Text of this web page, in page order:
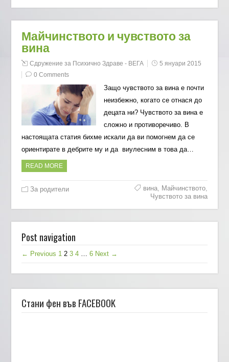
Майчинството и чувството за
вина
Сдружение за Психично Здраве - ВЕГА
5 януари 2015
0 Comments
Защо чувството за вина е почти
неизбежно, когато се отнася до
децата ни? Чувството за вина е
сложно и противоречиво. В
настоящата статия бихме искали да ви помогнем да се
ориентирате в дебрите му и да виулесним в това да…
READ MORE
За родители вина, Майчинството,
Чувството за вина
Post navigation
← Previous 1 2 3 4 … 6 Next →
Стани фен във FACEBOOK